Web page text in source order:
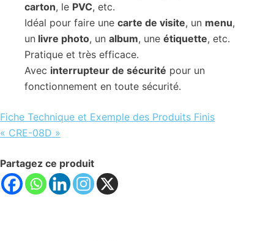
carton, le PVC, etc.
Idéal pour faire une carte de visite, un menu,
un livre photo, un album, une étiquette, etc.
Pratique et très efficace.
Avec interrupteur de sécurité pour un
fonctionnement en toute sécurité.
Fiche Technique et Exemple des Produits Finis
« CRE-08D »
Partagez ce produit